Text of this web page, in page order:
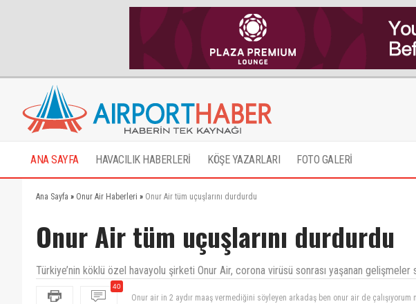
ANA SAYFA HAVACILIK HABERLERİ KÖŞE YAZARLARI FOTO GALERİ
Ana Sayfa » Onur Air Haberleri » Onur Air tüm uçuşlarını durdurdu
Onur Air tüm uçuşlarını durdurdu
Türkiye’nin köklü özel havayolu şirketi Onur Air, corona virüsü sonrası yaşanan gelişmeler
40
Bu şirket nelere direndi, bunu da atlatacak ve büyüme devam edecek emin olsun